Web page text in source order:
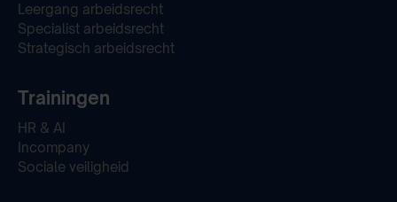
Leergang arbeidsrecht
Specialist arbeidsrecht
Strategisch arbeidsrecht
Trainingen
HR & AI
Incompany
Sociale veiligheid